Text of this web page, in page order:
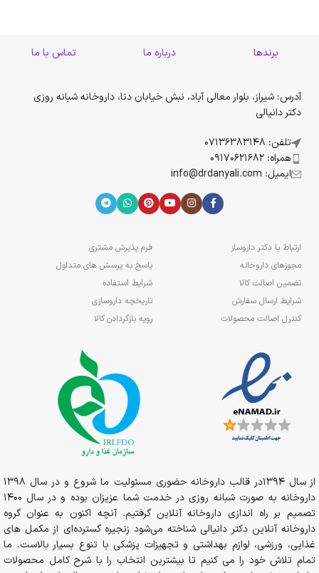
برندها درباره ما تماس با ما
آدرس: شیراز، بلوار معالی آباد، نبش خیابان دنا، داروخانه شبانه روزی
دکتر دانیالی
تلفن: 07136383148
همراه: 09170621682
ایمیل: info@drdanyali.com
ارتباط با دکتر داروساز
مجوزهای داروخانه
تضمین اصالت کالا
شرایط ارسال سفارش
کنترل اصالت محصولات
فرم پذیرش مشتری
پاسخ به پرسش های متداول
شرایط استفاده
تاریخچه داروسازی
رویه بازگردادن کالا
از سال 1394در قالب داروخانه حضوری مسئولیت ما شروع و در سال 1398
داروخانه به صورت شبانه روزی در خدمت شما عزیزان بوده و در سال 1400
تصمیم بر راه اندازی داروخانه آنلاین گرفتیم. آنچه اکنون به عنوان گروه
داروخانه آنلاین دکتر دانیالی شناخته می‌شود زنجیره گسترده‌ای از مکمل های
غذایی، ورزشی، لوازم بهداشتی و تجهیزات پزشکی با تنوع بسیار بالاست. ما
تمام تلاش خود را می کنیم تا بیشترین انتخاب را با شرح کامل محصولات